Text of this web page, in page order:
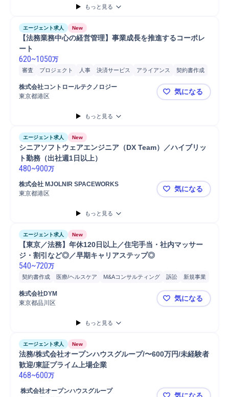
もっと見る
エージェント求人 New
【法務業務中心の経営管理】事業成長を推進するコーポレ
ート
620~1050万
審査 プロジェクト 人事 決済サービス アライアンス
契約書作成
体制構築
株式会社コントロールテクノロジー
東京都港区
【法務業務
気になる
もっと見る
エージェント求人 New
シニアソフトウェアエンジニア（DX Team）／ハイブリッ
ト勤務（出社週1日以上）
480~900万
株式会社 MJOLNIR SPACEWORKS
東京都港区
シニアソフ
気になる
もっと見る
エージェント求人 New
【東京／法務】年休120日以上／住宅手当・社内マッサー
ジ・割引など◎／早期キャリアステップ◎
540~720万
契約書作成 医療/ヘルスケア M&Aコンサルティング 訴訟
新規事業
係長
経営会議
制度構築
法人営業
コンプライアンス
師長/課長 M&A支援 M&Aアドバイザリー
転職支援
株式会社DYM
東京都品川区
【東京／法
気になる
もっと見る
エージェント求人 New
法務/株式会社オープンハウスグループ/〜600万円/未経験者
歓迎/東証プライム上場企業
468~600万
株式会社オープンハウスグループ
気になる